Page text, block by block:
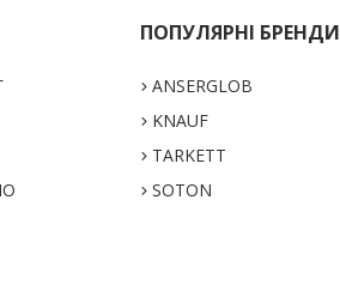
ПОПУЛЯРНІ БРЕНДИ
ANSERGLOB
KNAUF
TARKETT
SOTON